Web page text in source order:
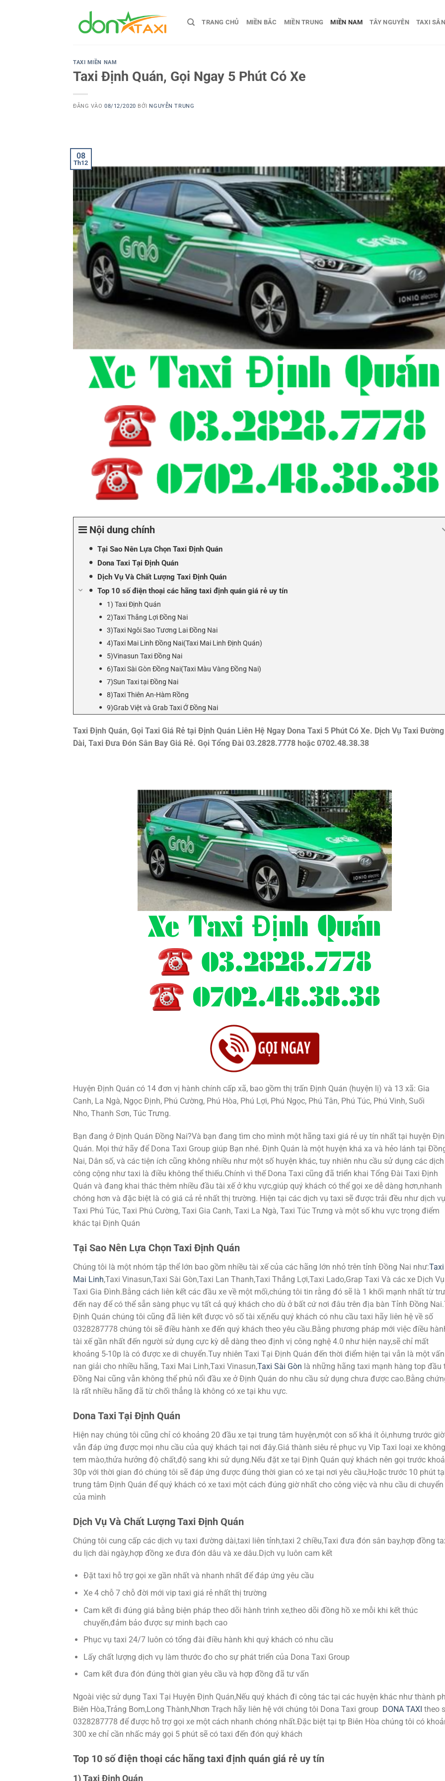
TRANG CHỦ MIỀN BẮC MIỀN TRUNG MIỀN NAM TÂY NGUYÊN TAXI
TAXI MIỀN NAM
Taxi Định Quán, Gọi Ngay 5 Phút Có Xe
ĐĂNG VÀO08/12/2020 BỞI NGUYỄN TRUNG
08
Th12
Nội dung chính
Tại Sao Nên Lựa Chọn Taxi Định Quán
Dona Taxi Tại Định Quán
Dịch Vụ Và Chất Lượng Taxi Định Quán
Top 10 số điện thoại các hãng taxi định quán giá rẻ uy tín
1) Taxi Định Quán
2)Taxi Thắng Lợi Đồng Nai
3)Taxi Ngôi Sao Tương Lai Đồng Nai
4)Taxi Mai Linh Đồng Nai(Taxi Mai Linh Định Quán)
5)Vinasun Taxi Đồng Nai
6)Taxi Sài Gòn Đồng Nai(Taxi Màu Vàng Đồng Nai)
7)Sun Taxi tại Đồng Nai
8)Taxi Thiên An-Hàm Rồng
9)Grab Việt và Grab Taxi Ở Đồng Nai
Taxi Định Quán, Gọi Taxi Giá Rẻ tại Định Quán Liên Hệ Ngay Dona Taxi 5 Phút Có Xe. Dịch Vụ Taxi Đường
Dài, Taxi Đưa Đón Sân Bay Giá Rẻ. Gọi Tổng Đài 03.2828.7778 hoặc 0702.48.38.38
Huyện Định Quán có 14 đơn vị hành chính cấp xã, bao gồm thị trấn Định Quán (huyện lị) và 13 xã: Gia
Canh, La Ngà, Ngọc Định, Phú Cường, Phú Hòa, Phú Lợi, Phú Ngọc, Phú Tân, Phú Túc, Phú Vinh, Suối
Nho, Thanh Sơn, Túc Trưng.
Bạn đang ở Định Quán Đồng Nai?Và bạn đang tìm cho mình một hãng taxi giá rẻ uy tín nhất tại huyện
Quán. Mọi thứ hãy để Dona Taxi Group giúp Bạn nhé. Định Quán là một huyện khá xa và hẻo lánh tại
Nai, Dân số, và các tiện ích cũng không nhiều như một số huyện khác, tuy nhiên nhu cầu sử dụng các
công cộng như taxi là điều không thể thiếu.Chính vì thế Dona Taxi cũng đã triển khai Tổng Đài Taxi Định
Quán và đang khai thác thêm nhiều đầu tài xế ở khu vực,giúp quý khách có thể gọi xe dễ dàng hơn,nhanh
chóng hơn và đặc biệt là có giá cả rẻ nhất thị trường. Hiện tại các dịch vụ taxi sẽ được trải đều như dịch vụ
Taxi Phú Túc, Taxi Phú Cường, Taxi Gia Canh, Taxi La Ngà, Taxi Túc Trưng và một số khu vực trọng điểm
khác tại Định Quán
Tại Sao Nên Lựa Chọn Taxi Định Quán
Chúng tôi là một nhóm tập thể lớn bao gồm nhiều tài xế của các hãng lớn nhỏ trên tỉnh Đồng Nai như:Taxi
Mai Linh,Taxi Vinasun,Taxi Sài Gòn,Taxi Lan Thanh,Taxi Thắng Lợi,Taxi Lado,Grap Taxi Và các xe Dịch Vụ
Taxi Gia Đình.Bằng cách liên kết các đầu xe về một mối,chúng tôi tin rằng đó sẽ là 1 khối mạnh nhất từ
đến nay để có thể sẵn sàng phục vụ tất cả quý khách cho dù ở bất cứ nơi đâu trên địa bàn Tỉnh Đồng
Định Quán chúng tôi cũng đã liên kết được vô số tài xế,nếu quý khách có nhu cầu taxi hãy liên hệ về số
0328287778 chúng tôi sẽ điều hành xe đến quý khách theo yêu cầu.Bằng phương pháp mới việc điều
tài xế gần nhất đến người sử dụng cực kỳ dễ dàng theo định vị công nghệ 4.0 như hiện nay,sẽ chỉ mất
khoảng 5-10p là có được xe di chuyển.Tuy nhiên Taxi Tại Định Quán đến thời điểm hiện tại vẫn là một
nan giải cho nhiều hãng, Taxi Mai Linh,Taxi Vinasun,Taxi Sài Gòn là những hãng taxi mạnh hàng top đầu
Đồng Nai cũng vẫn không thể phủ nổi đầu xe ở Định Quán do nhu cầu sử dụng chưa được cao.Bằng
là rất nhiều hãng đã từ chối thẳng là không có xe tại khu vực.
Dona Taxi Tại Định Quán
Hiện nay chúng tôi cũng chỉ có khoảng 20 đầu xe tại trung tâm huyện,một con số khá ít ỏi,nhưng trước giờ
vẫn đáp ứng được mọi nhu cầu của quý khách tại nơi đây.Giá thành siêu rẻ phục vụ Vip Taxi loại xe không
tem mào,thửa hưởng độ chất,độ sang khi sử dụng.Nếu đặt xe tại Định Quán quý khách nên gọi trước
30p với thời gian đó chúng tôi sẽ đáp ứng được đúng thời gian có xe tại nơi yêu cầu,Hoặc trước 10 phút
trung tâm Định Quán để quý khách có xe taxi một cách đúng giờ nhất cho công việc và nhu cầu di chuyển
của mình
Dịch Vụ Và Chất Lượng Taxi Định Quán
Chúng tôi cung cấp các dịch vụ taxi đường dài,taxi liên tỉnh,taxi 2 chiều,Taxi đưa đón sân bay,hợp đồng
du lịch dài ngày,hợp đồng xe đưa đón dâu và xe dâu.Dịch vụ luôn cam kết
Đặt taxi hỗ trợ gọi xe gần nhất và nhanh nhất để đáp ứng yêu cầu
Xe 4 chỗ 7 chỗ đời mới vip taxi giá rẻ nhất thị trường
Cam kết đi đúng giá bằng biện pháp theo dõi hành trình xe,theo dõi đồng hồ xe mỗi khi kết thúc
chuyến,đảm bảo được sự minh bạch cao
Phục vụ taxi 24/7 luôn có tổng đài điều hành khi quý khách có nhu cầu
Lấy chất lượng dịch vụ làm thước đo cho sự phát triển của Dona Taxi Group
Cam kết đưa đón đúng thời gian yêu cầu và hợp đồng đã tư vấn
Ngoài việc sử dụng Taxi Tại Huyện Định Quán,Nếu quý khách đi công tác tại các huyện khác như thành
Biên Hòa,Trảng Bom,Long Thành,Nhơn Trạch hãy liên hệ với chúng tôi Dona Taxi group DONA TAXI theo
0328287778 để được hỗ trợ gọi xe một cách nhanh chóng nhất.Đặc biệt tại tp Biên Hòa chúng tôi có
300 xe chỉ cần nhấc máy gọi 5 phút sẽ có taxi đến đón quý khách
Top 10 số điện thoại các hãng taxi định quán giá rẻ uy tín
1) Taxi Định Quán